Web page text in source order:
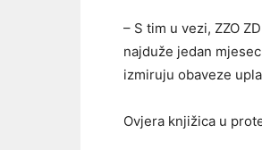
– S tim u vezi, ZZO
najduže jedan
izmiruju obaveze
Ovjera knjižica u